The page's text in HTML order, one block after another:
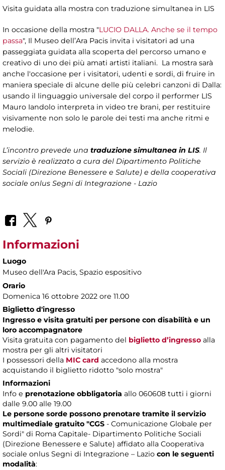
Visita guidata alla mostra con traduzione simultanea in LIS
In occasione della mostra "LUCIO DALLA. Anche se il tempo
passa", Il Museo dell’Ara Pacis invita i visitatori ad una
passeggiata guidata alla scoperta del percorso umano e
creativo di uno dei più amati artisti italiani. La mostra sarà
anche l'occasione per i visitatori, udenti e sordi, di fruire in
maniera speciale di alcune delle più celebri canzoni di Dalla:
usando il linguaggio universale del corpo il performer LIS
Mauro Iandolo interpreta in video tre brani, per restituire
visivamente non solo le parole dei testi ma anche ritmi e
melodie.
L’incontro prevede una traduzione simultanea in LIS. Il
servizio è realizzato a cura del Dipartimento Politiche
Sociali (Direzione Benessere e Salute) e della cooperativa
sociale onlus Segni di Integrazione - Lazio
Informazioni
Luogo
Museo dell'Ara Pacis, Spazio espositivo
Orario
Domenica 16 ottobre 2022 ore 11.00
Biglietto d'ingresso
Ingresso e visita gratuiti per persone con disabilità e un
loro accompagnatore
Visita gratuita con pagamento del biglietto d’ingresso alla
mostra per gli altri visitatori
I possessori della MIC card accedono alla mostra
acquistando il biglietto ridotto "solo mostra"
Informazioni
Info e prenotazione obbligatoria allo 060608 tutti i giorni
dalle 9.00 alle 19.00
Le persone sorde possono prenotare tramite il servizio
multimediale gratuito "CGS - Comunicazione Globale per
Sordi" di Roma Capitale- Dipartimento Politiche Sociali
(Direzione Benessere e Salute) affidato alla Cooperativa
sociale onlus Segni di Integrazione – Lazio con le seguenti
modalità: